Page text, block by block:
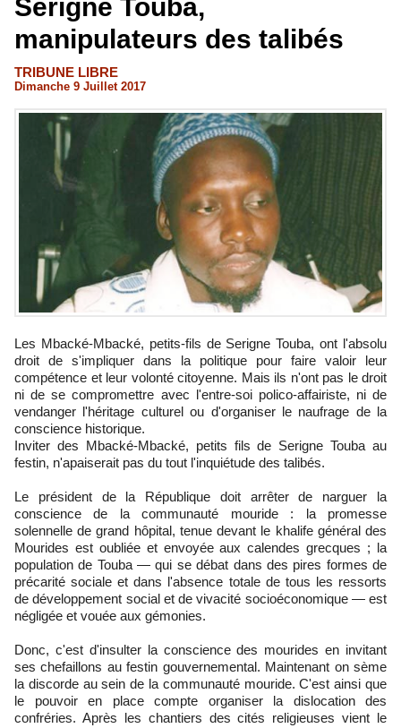
Serigne Touba,
manipulateurs des talibés
TRIBUNE LIBRE
Dimanche 9 Juillet 2017
Les Mbacké-Mbacké, petits-fils de Serigne Touba, ont l'absolu
droit de s'impliquer dans la politique pour faire valoir leur
compétence et leur volonté citoyenne. Mais ils n'ont pas le droit
ni de se compromettre avec l'entre-soi polico-affairiste, ni de
vendanger l'héritage culturel ou d'organiser le naufrage de la
conscience historique.
Inviter des Mbacké-Mbacké, petits fils de Serigne Touba au
festin, n'apaiserait pas du tout l'inquiétude des talibés.
Le président de la République doit arrêter de narguer la
conscience de la communauté mouride : la promesse
solennelle de grand hôpital, tenue devant le khalife général des
Mourides est oubliée et envoyée aux calendes grecques ; la
population de Touba — qui se débat dans des pires formes de
précarité sociale et dans l'absence totale de tous les ressorts
de développement social et de vivacité socioéconomique — est
négligée et vouée aux gémonies.
Donc, c'est d'insulter la conscience des mourides en invitant
ses chefaillons au festin gouvernemental. Maintenant on sème
la discorde au sein de la communauté mouride. C'est ainsi que
le pouvoir en place compte organiser la dislocation des
confréries. Après les chantiers des cités religieuses vient le